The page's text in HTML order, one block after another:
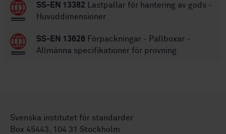
SS-EN 13382 Lastpallar för hantering av gods -
Huvuddimensioner
SS-EN 13626 Förpackningar - Pallboxar -
Allmänna specifikationer för provning
Svenska institutet för standarder
Box 45443, 104 31 Stockholm